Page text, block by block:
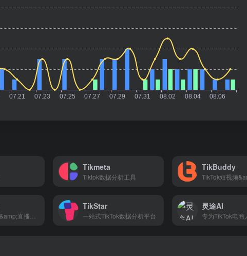
Tikmeta
Tiktok数据分析工具
TikBuddy
TikStar
一站式TikTok数据分析平台
灵途AI